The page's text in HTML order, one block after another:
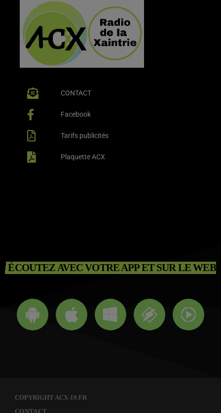
CONTACT
Facebook
Tarifs publicités
Plaquette ACX
ÉCOUTEZ AVEC VOTRE APP ET SUR LE WEB
COPYRIGHT ACX-19.FR
CONTACT